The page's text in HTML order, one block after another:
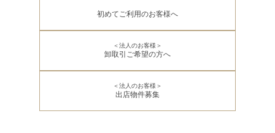
初めてご利用のお客様へ
＜法人のお客様＞
卸取引ご希望の方へ
＜法人のお客様＞
出店物件募集